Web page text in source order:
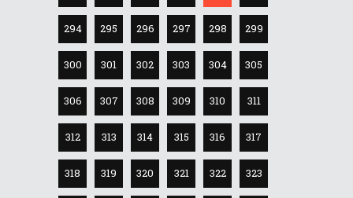
294 295 296 297 298 299
300 301 302 303 304 305
306 307 308 309 310 311
312 313 314 315 316 317
318 319 320 321 322 323